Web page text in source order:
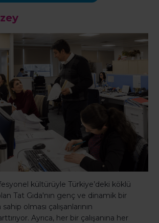
kültürüyle Türkiye’deki köklü
Tat Gıda'nın genç ve dinamik bir
olması çalışanlarının
Ayrıca, her bir çalışanına her